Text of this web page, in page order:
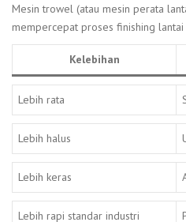
Mesin trowel (atau mesin perata
mempercepat proses finishing
Kelebihan
Lebih rata
Lebih halus
Lebih keras
Lebih rapi standar industri